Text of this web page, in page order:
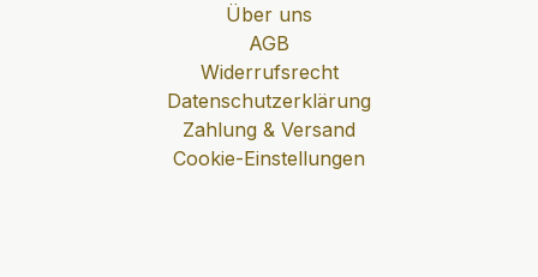
Über uns
AGB
Widerrufsrecht
Datenschutzerklärung
Zahlung & Versand
Cookie-Einstellungen